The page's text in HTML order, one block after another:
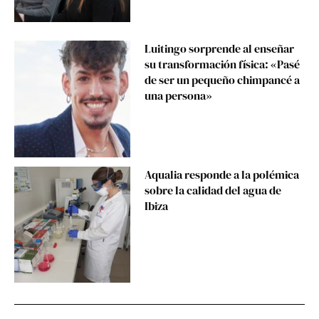
Luitingo sorprende al enseñar
su transformación física: «Pasé
de ser un pequeño chimpancé a
una persona»
Aqualia responde a la polémica
sobre la calidad del agua de
Ibiza